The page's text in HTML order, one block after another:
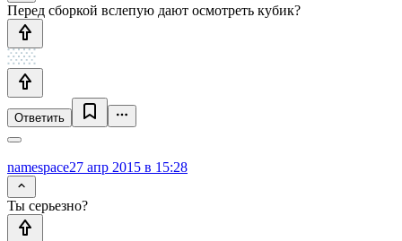
Перед сборкой вслепую дают осмотреть кубик?
Ответить
namespace27 апр 2015 в 15:28
Ты серьезно?